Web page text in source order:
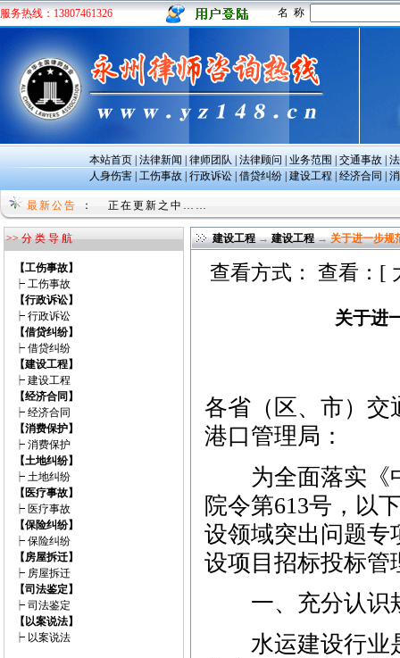
服务热线：13807461326 名 称
本站首页| 法律新闻 律师团队 法律顾问 业务范围 交通事故|
人身伤害| 工伤事故| 行政诉讼| 借贷纠纷| 建设工程 经济合同
最新公告 ：
undefined
正在更新之中……
>> 分 类 导 航
【工伤事故】
┝ 工伤事故
【行政诉讼】
┝ 行政诉讼
【借贷纠纷】
┝ 借贷纠纷
【建设工程】
┝ 建设工程
【经济合同】
┝ 经济合同
【消费保护】
┝ 消费保护
【土地纠纷】
┝ 土地纠纷
【医疗事故】
┝ 医疗事故
【保险纠纷】
┝ 保险纠纷
【房屋拆迁】
┝ 房屋拆迁
【司法鉴定】
┝ 司法鉴定
【以案说法】
┝ 以案说法
建设工程→建设工程→ 关于进一步规
查看方式： 查看：[
关于进
各省（区、市）交
港口管理局：
为全面落实《中
院令第613号，以
设领域突出问题专
设项目招标投标管
一、充分认识规
水运建设行业是